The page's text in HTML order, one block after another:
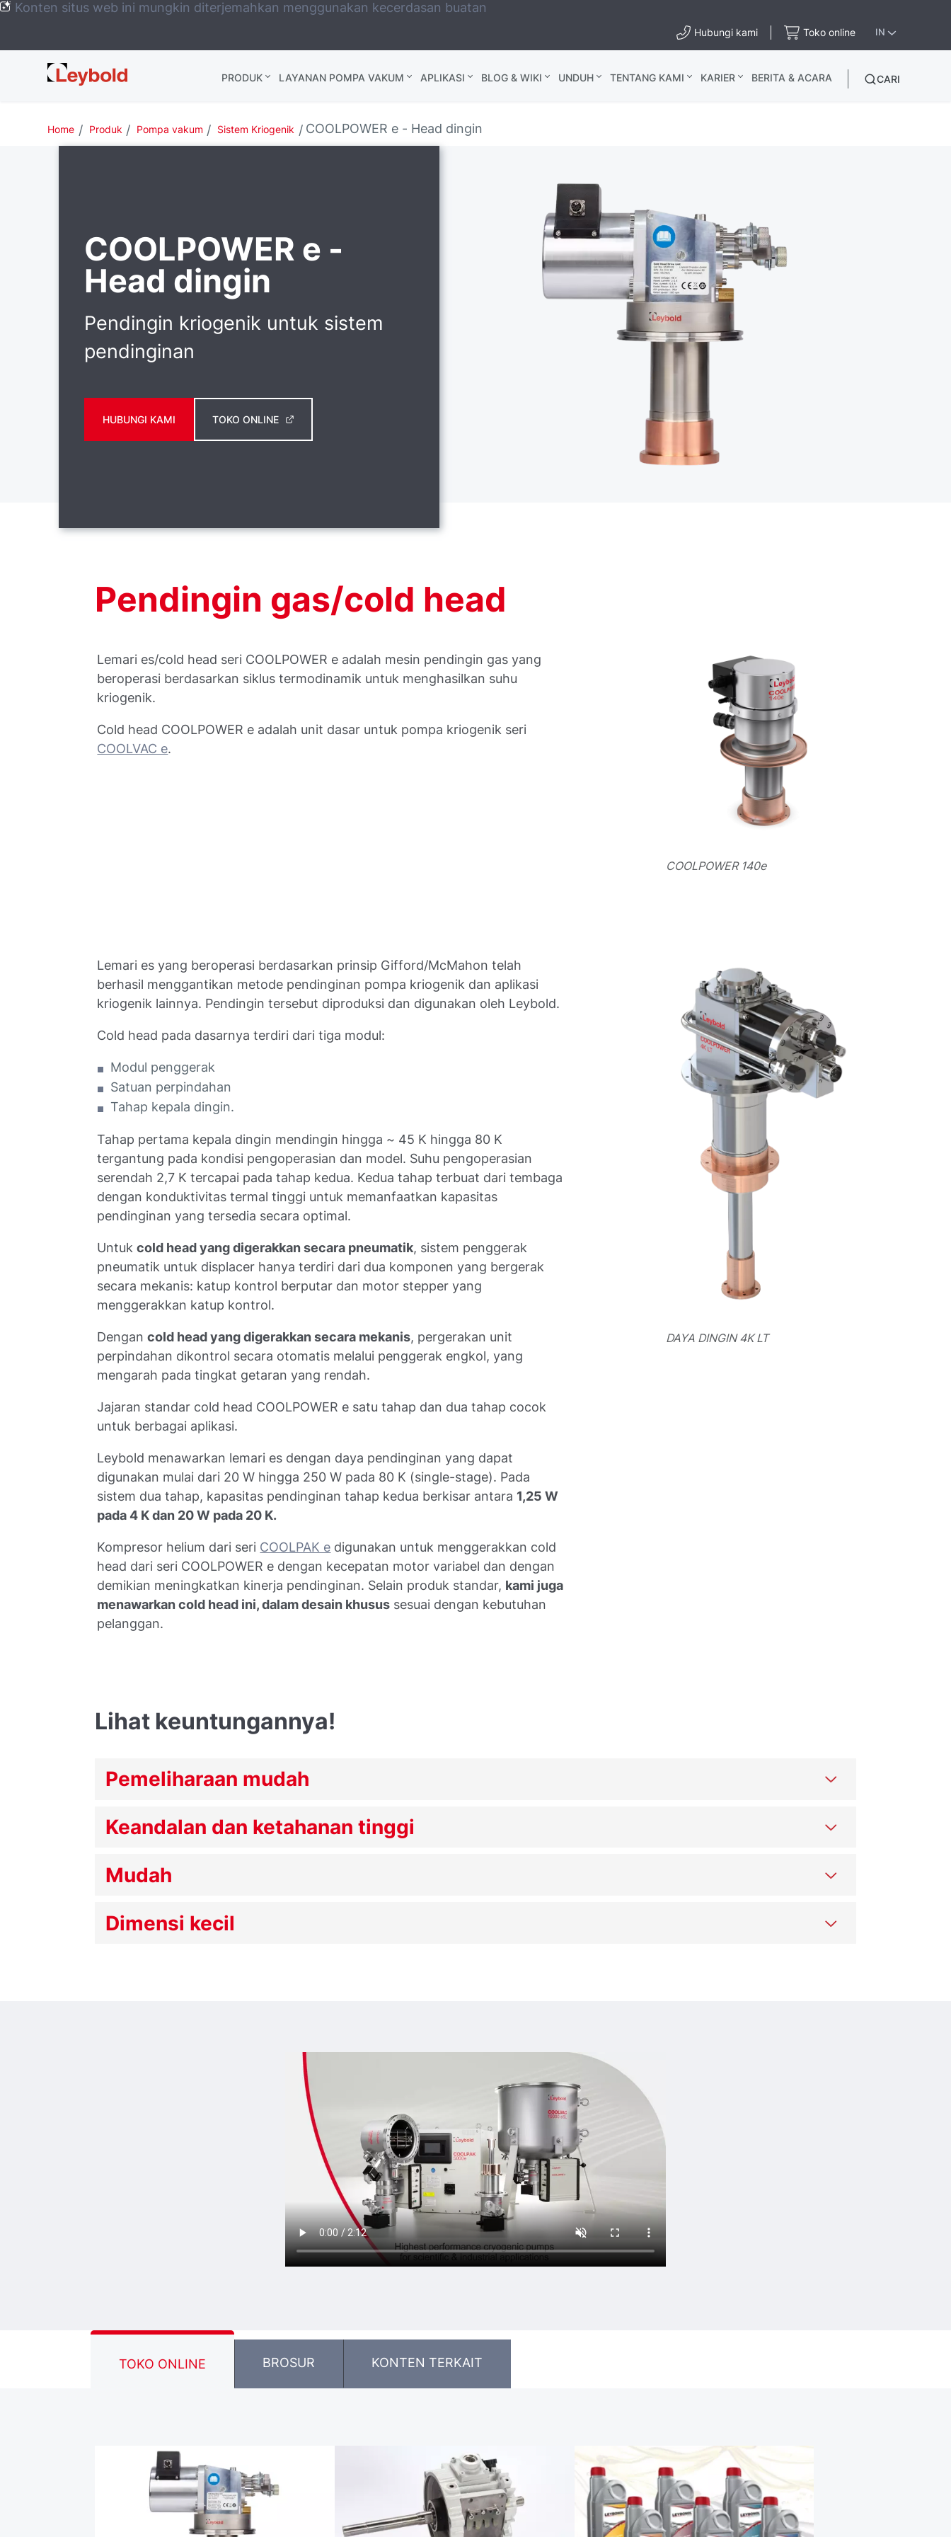
Konten situs web ini mungkin diterjemahkan menggunakan kecerdasan buatan
Hubungi kami Toko online IN
Leybold
Global
PRODUK LAYANAN POMPA VAKUM APLIKASI BLOG & WIKI UNDUH TENTANG KAMI KARIER BERITA & ACARA CARI
Home Produk Pompa vakum Sistem Kriogenik COOLPOWER e - Head dingin
COOLPOWER e -
Head dingin
Pendingin kriogenik untuk sistem
pendinginan
HUBUNGI KAMI TOKO ONLINE
Pendingin gas/cold head
Lemari es/cold head seri COOLPOWER e adalah mesin pendingin gas yang
beroperasi berdasarkan siklus termodinamik untuk menghasilkan suhu
kriogenik.
Cold head COOLPOWER e adalah unit dasar untuk pompa kriogenik seri
COOLVAC e.
COOLPOWER 140e
Lemari es yang beroperasi berdasarkan prinsip Gifford/McMahon telah
berhasil menggantikan metode pendinginan pompa kriogenik dan aplikasi
kriogenik lainnya. Pendingin tersebut diproduksi dan digunakan oleh Leybold.
Cold head pada dasarnya terdiri dari tiga modul:
Modul penggerak
Satuan perpindahan
Tahap kepala dingin.
Tahap pertama kepala dingin mendingin hingga ~ 45 K hingga 80 K
tergantung pada kondisi pengoperasian dan model. Suhu pengoperasian
serendah 2,7 K tercapai pada tahap kedua. Kedua tahap terbuat dari tembaga
dengan konduktivitas termal tinggi untuk memanfaatkan kapasitas
pendinginan yang tersedia secara optimal.
Untukcold head yang digerakkan secara pneumatik, sistem penggerak
pneumatik untuk displacer hanya terdiri dari dua komponen yang bergerak
secara mekanis: katup kontrol berputar dan motor stepper yang
menggerakkan katup kontrol.
Dengancold head yang digerakkan secara mekanis, pergerakan unit
perpindahan dikontrol secara otomatis melalui penggerak engkol, yang
mengarah pada tingkat getaran yang rendah.
Jajaran standar cold head COOLPOWER e satu tahap dan dua tahap cocok
untuk berbagai aplikasi.
Leybold menawarkan lemari es dengan daya pendinginan yang dapat
digunakan mulai dari 20 W hingga 250 W pada 80 K (single-stage). Pada
sistem dua tahap, kapasitas pendinginan tahap kedua berkisar antara 1,25 W
pada 4 K dan 20 W pada 20 K.
Kompresor helium dari seri COOLPAK e digunakan untuk menggerakkan cold
head dari seri COOLPOWER e dengan kecepatan motor variabel dan dengan
demikian meningkatkan kinerja pendinginan. Selain produk standar, kami juga
menawarkan cold head ini, dalam desain khusus sesuai dengan kebutuhan
pelanggan.
DAYA DINGIN 4K LT
Lihat keuntungannya!
Pemeliharaan mudah
Keandalan dan ketahanan tinggi
Mudah
Dimensi kecil
TOKO ONLINE BROSUR KONTEN TERKAIT